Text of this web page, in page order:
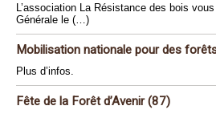
L’association La Résistance des bois
Générale le (…)
Mobilisation nationale pour des
Plus d’infos.
Fête de la Forêt d’Avenir (87)